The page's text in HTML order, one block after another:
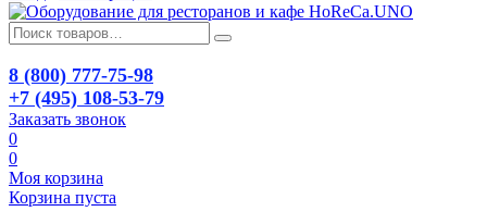
8 (800) 777-75-98
+7 (495) 108-53-79
Заказать звонок
0
0
Моя корзина
Корзина пуста